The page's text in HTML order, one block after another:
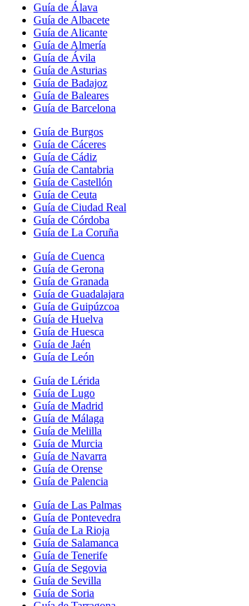
Guía de Álava
Guía de Albacete
Guía de Alicante
Guía de Almería
Guía de Ávila
Guía de Asturias
Guía de Badajoz
Guía de Baleares
Guía de Barcelona
Guía de Burgos
Guía de Cáceres
Guía de Cádiz
Guía de Cantabria
Guía de Castellón
Guía de Ceuta
Guía de Ciudad Real
Guía de Córdoba
Guía de La Coruña
Guía de Cuenca
Guía de Gerona
Guía de Granada
Guía de Guadalajara
Guía de Guipúzcoa
Guía de Huelva
Guía de Huesca
Guía de Jaén
Guía de León
Guía de Lérida
Guía de Lugo
Guía de Madrid
Guía de Málaga
Guía de Melilla
Guía de Murcia
Guía de Navarra
Guía de Orense
Guía de Palencia
Guía de Las Palmas
Guía de Pontevedra
Guía de La Rioja
Guía de Salamanca
Guía de Tenerife
Guía de Segovia
Guía de Sevilla
Guía de Soria